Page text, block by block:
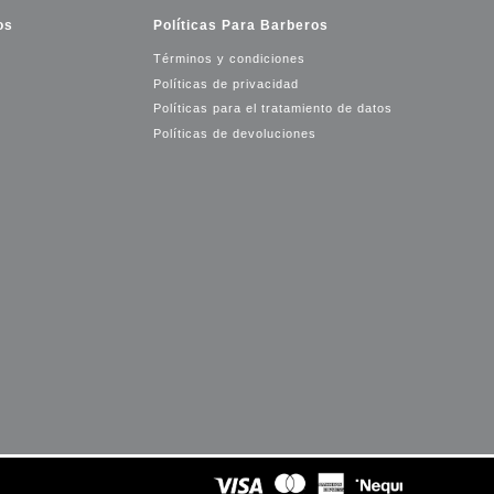
Políticas Para Barberos
Términos y condiciones
Políticas de privacidad
Políticas para el tratamiento de datos
Políticas de devoluciones